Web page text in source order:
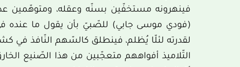
فينهرونه مستخفّين بسنّه وعقله، ومتوهّمين
(فودي موسى جابي) للصّبيّ بأن يقول ما عنده في
لقدرته لئلّا يُظلم، فينطلق كالسّهم النّافذ
التّلاميذ أفواههم متعجّبين من هذا الصّنيع